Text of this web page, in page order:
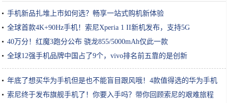
手机新品扎堆上市如何选？畅享一站式购机新体验
全球首款4K+90Hz手机！索尼Xperia 1 II新机发布，支持5G
40万分！红魔3跑分公布 骁龙855/5000mAh仅此一款
全球12强手机品牌中国占了9个，vivo排名前五靠的是创新
年底了想买华为手机但是也不能盲目跟风哦！4款值得选的华为手机
索尼终于发布旗舰手机了！你要入手吗？带你回顾索尼的艰难旅程